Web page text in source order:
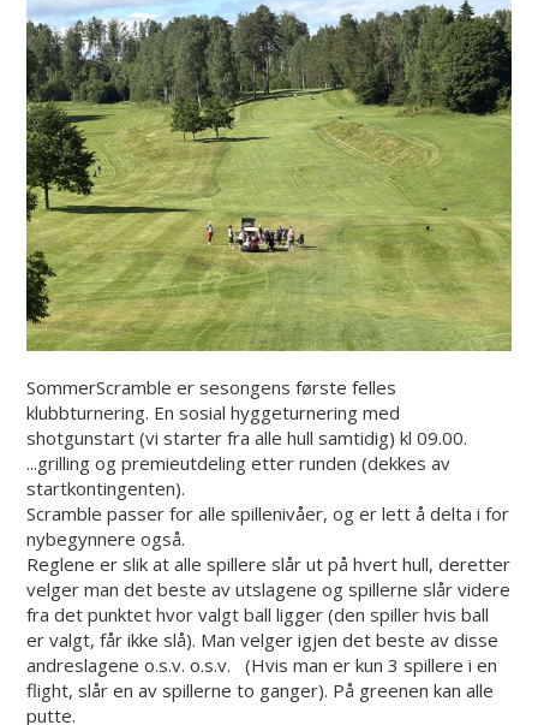
SommerScramble er sesongens første felles
klubbturnering. En sosial hyggeturnering med
shotgunstart (vi starter fra alle hull samtidig) kl 09.00.
...grilling og premieutdeling etter runden (dekkes av
startkontingenten).
Scramble passer for alle spillenivåer, og er lett å delta i for
nybegynnere også.
Reglene er slik at alle spillere slår ut på hvert hull, deretter
velger man det beste av utslagene og spillerne slår videre
fra det punktet hvor valgt ball ligger (den spiller hvis ball
er valgt, får ikke slå). Man velger igjen det beste av disse
andreslagene o.s.v. o.s.v. (Hvis man er kun 3 spillere i en
flight, slår en av spillerne to ganger). På greenen kan alle
putte.